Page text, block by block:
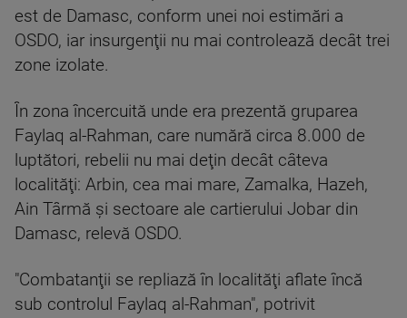
est de Damasc, conform unei noi estimări a
OSDO, iar insurgenţii nu mai controlează decât trei
zone izolate.
În zona încercuită unde era prezentă gruparea
Faylaq al-Rahman, care numără circa 8.000 de
luptători, rebelii nu mai deţin decât câteva
localităţi: Arbin, cea mai mare, Zamalka, Hazeh,
Ain Târmă şi sectoare ale cartierului Jobar din
Damasc, relevă OSDO.
"Combatanţii se repliază în localităţi aflate încă
sub controlul Faylaq al-Rahman", potrivit